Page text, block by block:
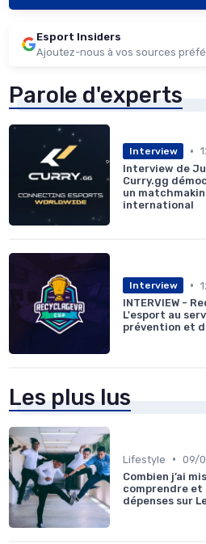
Esport Insiders
Ajoutez-nous à vos sources
Parole d'experts
Interview •
Interview de
Curry.gg
un
international
Interview •
INTERVIEW -
L'esport au
prévention et
Les plus lus
Lifestyle • 09/
Combien j’ai
comprendre
dépenses sur